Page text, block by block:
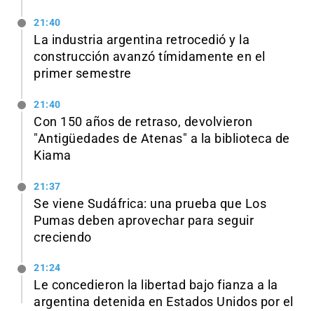
21:40
La industria argentina retrocedió y la
construcción avanzó tímidamente en el
primer semestre
21:40
Con 150 años de retraso, devolvieron
"Antigüedades de Atenas" a la biblioteca de
Kiama
21:37
Se viene Sudáfrica: una prueba que Los
Pumas deben aprovechar para seguir
creciendo
21:24
Le concedieron la libertad bajo fianza a la
argentina detenida en Estados Unidos por el